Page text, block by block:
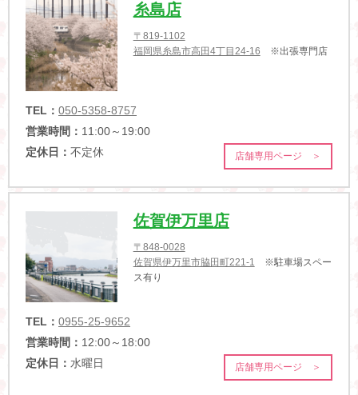
糸島店
〒819-1102
福岡県糸島市高田4丁目24-16 ※出張専門店
TEL： 050-5358-8757
営業時間： 11:00～19:00
定休日： 不定休 店舗専用ページ ＞
佐賀伊万里店
〒848-0028
佐賀県伊万里市脇田町221-1 ※駐車場スペー
ス有り
TEL： 0955-25-9652
営業時間： 12:00～18:00
定休日： 水曜日 店舗専用ページ ＞